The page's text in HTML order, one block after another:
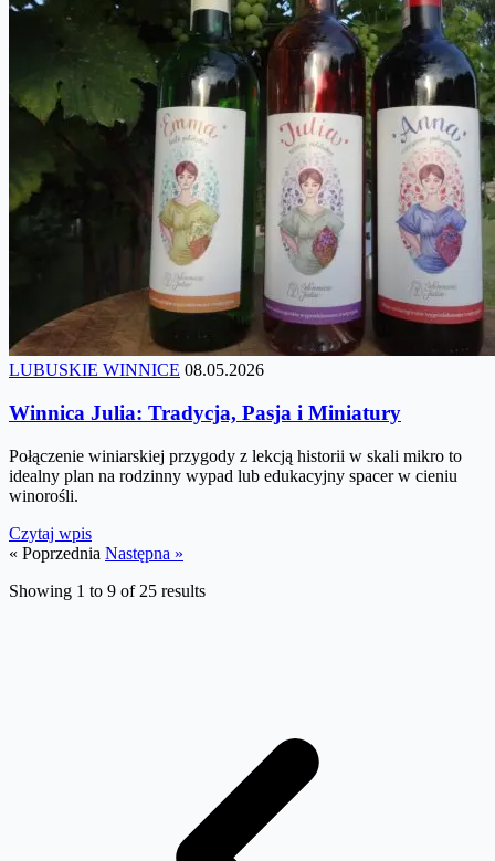
LUBUSKIE WINNICE 08.05.2026
Winnica Julia: Tradycja, Pasja i Miniatury
Połączenie winiarskiej przygody z lekcją historii w skali mikro to
idealny plan na rodzinny wypad lub edukacyjny spacer w cieniu
winorośli.
Czytaj wpis
« Poprzednia Następna »
Showing 1 to 9 of 25 results